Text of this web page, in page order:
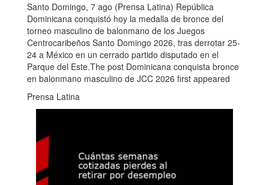
Santo Domingo, 7 ago (Prensa Latina) República
Dominicana conquistó hoy la medalla de bronce del
torneo masculino de balonmano de los Juegos
Centrocaribeños Santo Domingo 2026, tras derrotar 25-
24 a México en un cerrado partido disputado en el
Parque del Este.The post Dominicana conquista bronce
en balonmano masculino de JCC 2026 first appeared
Prensa Latina